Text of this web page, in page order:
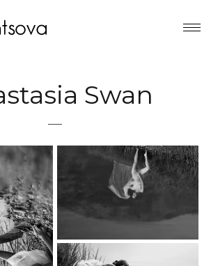
Swan